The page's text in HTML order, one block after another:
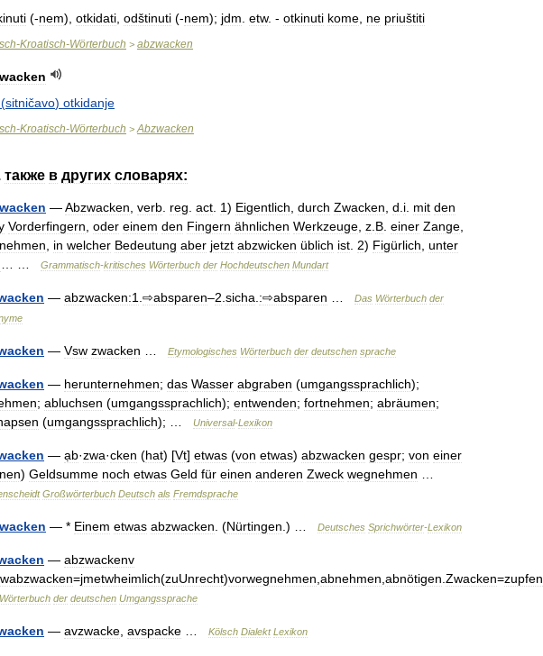
(-nem), otkidati odštinuti (-nem); jdm etw. - otkinuti kome ne priuštiti
-Kroatisch-Wörterbuch > abzwacken
(sitničavo) otkidanje
-Kroatisch-Wörterbuch > Abzwacken
также в других словарях:
—Abzwacken verb reg act 1) Eigentlich durch Zwacken d i mit den
Vorderfingern oder einem den Fingern ähnlichen Werkzeuge z B einer Zange
in welcher Bedeutung aber jetzt abzwicken üblich ist 2) Figürlich unter
Grammatisch-kritisches Wörterbuch der Hochdeutschen Mundart
— abzwacken:1 ⇨absparen–2 sicha :⇨absparen Das Wörterbuch der
— Vsw zwacken Etymologisches Wörterbuch der deutschen sprache
— herunternehmen; das Wasser abgraben (umgangssprachlich);
; abluchsen (umgangssprachlich); entwenden; fortnehmen; abräumen;
(umgangssprachlich); … Universal-Lexikon
— ạb·zwa·cken (hat) [Vt] etwas (von etwas) abzwacken gespr; von einer
) Geldsumme noch etwas Geld für einen anderen Zweck wegnehmen
Großwörterbuch Deutsch als Fremdsprache
— * Einem etwas abzwacken . (Nürtingen .) … Deutsches Sprichwörter-Lexikon
— abzwackenv
=jmetwheimlich(zuUnrecht)vorwegnehmen abnehmen abnötigen Zwacken=zupfen
Wörterbuch der deutschen Umgangssprache
— avzwacke avspacke Kölsch Dialekt Lexikon